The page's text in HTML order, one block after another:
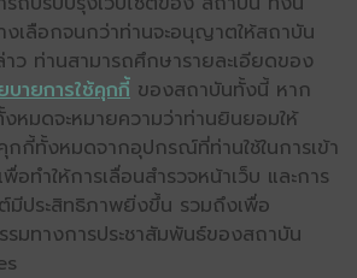
งเลือกจนกว่าท่านจะอนุญาตให้สถาบัน
ว ท่านสามารถศึกษารายละเอียดของ
บายการใช้คุกกี้ ของสถาบันทั้งนี้ หาก
หมดจะหมายความว่าท่านยินยอมให้
กกี้ทั้งหมดจากอุปกรณ์ที่ท่านใช้ในการเข้า
อทำให้การเลื่อนสำรวจหน้าเว็บ และการ
ต์มีประสิทธิภาพยิ่งขึ้น รวมถึงเพื่อ
มทางการประชาสัมพันธ์ของสถาบัน